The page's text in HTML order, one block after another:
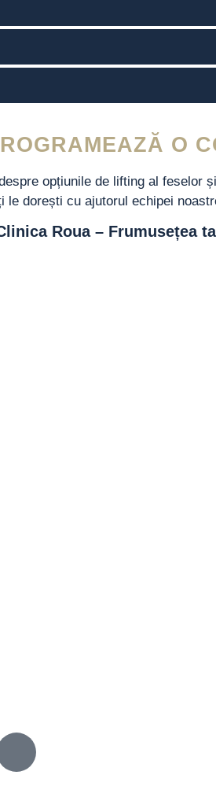
O
opțiunile de lifting al feselor
le dorești cu ajutorul echipei
Roua – Frumusețea